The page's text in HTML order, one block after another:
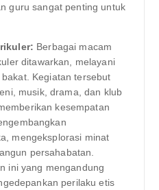
guru sangat penting untuk
Berbagai macam
ditawarkan, melayani
Kegiatan tersebut
musik, drama, dan klub
kesempatan
mengeksplorasi minat
persahabatan.
ini yang mengandung
perilaku etis